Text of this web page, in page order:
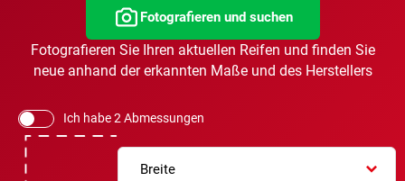
Fotografieren und suchen
Fotografieren Sie Ihren aktuellen Reifen und finden Sie
neue anhand der erkannten Maße und des Herstellers
Ich habe 2 Abmessungen
Breite